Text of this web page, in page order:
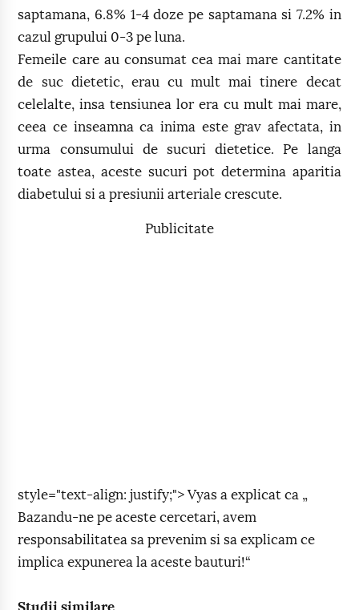
saptamana, 6.8% 1-4 doze pe saptamana si 7.2% in
cazul grupului 0-3 pe luna.
Femeile care au consumat cea mai mare cantitate
de suc dietetic, erau cu mult mai tinere decat
celelalte, insa tensiunea lor era cu mult mai mare,
ceea ce inseamna ca inima este grav afectata, in
urma consumului de sucuri dietetice. Pe langa
toate astea, aceste sucuri pot determina aparitia
diabetului si a presiunii arteriale crescute.
Publicitate
style="text-align: justify;"> Vyas a explicat ca „
Bazandu-ne pe aceste cercetari, avem
responsabilitatea sa prevenim si sa explicam ce
implica expunerea la aceste bauturi!“
Studii similare